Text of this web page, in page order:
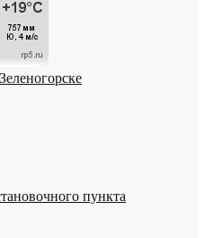
пункта